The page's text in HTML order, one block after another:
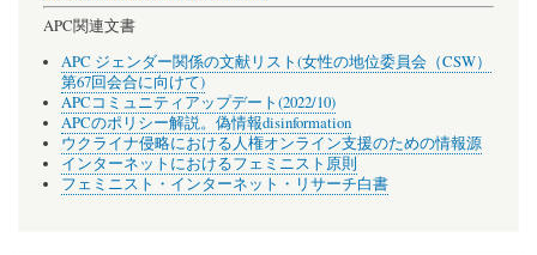
APC関連文書
APC ジェンダー関係の文献リスト(女性の地位委員会（CSW）
第67回会合に向けて)
APCコミュニティアップデート(2022/10)
APCのポリシー解説。偽情報disinformation
ウクライナ侵略における人権オンライン支援のための情報源
インターネットにおけるフェミニスト原則
フェミニスト・インターネット・リサーチ白書